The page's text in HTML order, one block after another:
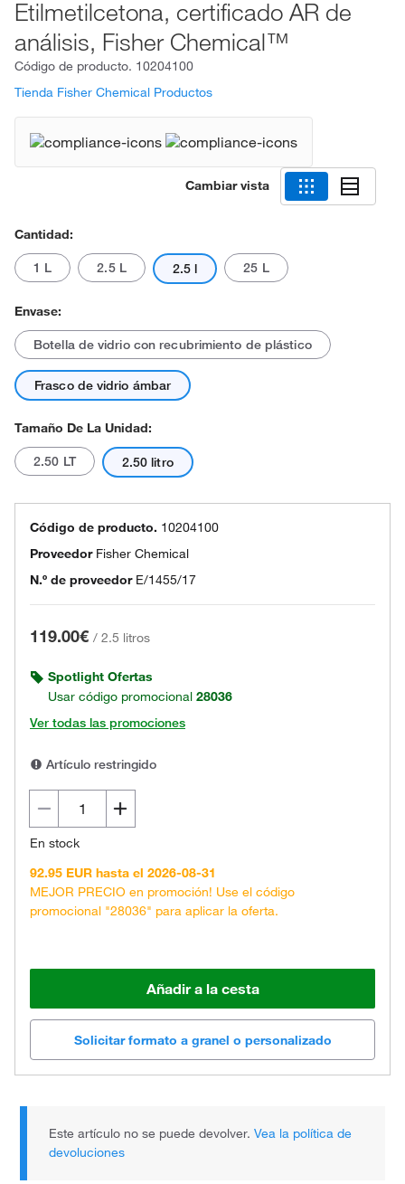
Etilmetilcetona, certificado AR de
análisis, Fisher Chemical™
Código de producto. 10204100
Tienda Fisher Chemical Productos
Cambiar vista
Cantidad:
1 L 2.5 L 2.5 l 25 L
Envase:
Botella de vidrio con recubrimiento de plástico
Frasco de vidrio ámbar
Tamaño De La Unidad:
2.50 LT 2.50 litro
Código de producto. 10204100
Proveedor Fisher Chemical
N.º de proveedor E/1455/17
119.00€ / 2.5 litros
Spotlight Ofertas
Usar código promocional 28036
Ver todas las promociones
Artículo restringido
En stock
92.95 EUR hasta el 2026-08-31
MEJOR PRECIO en promoción! Use el código
promocional "28036" para aplicar la oferta.
Añadir a la cesta
Solicitar formato a granel o personalizado
Este artículo no se puede devolver.Vea la política de
devoluciones